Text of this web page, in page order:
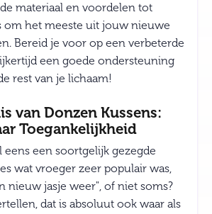
materiaal en voordelen tot
om het meeste uit jouw nieuwe
Bereid je voor op een verbeterde
een goede ondersteuning
rest van je lichaam!
van Donzen Kussens:
Toegankelijkheid
eens een soortgelijk gezegde
wat vroeger zeer populair was,
nieuw jasje weer", of niet soms?
dat is absoluut ook waar als